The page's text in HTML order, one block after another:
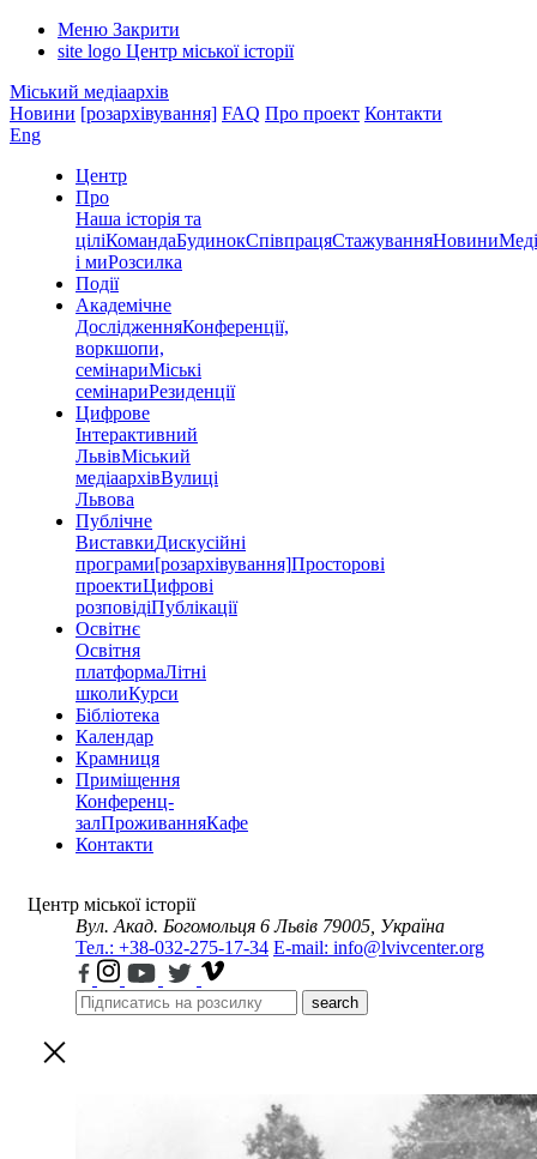
Меню Закрити
site logo Центр міської історії
Міський медіаархів
Новини [розархівування] FAQ Про проект Контакти
Eng
Центр
Про
Наша історія та
ціліКомандаБудинокСпівпрацяСтажуванняНовини
і миРозсилка
Події
Академічне
ДослідженняКонференції,
воркшопи,
семінариМіські
семінариРезиденції
Цифрове
Інтерактивний
ЛьвівМіський
медіаархівВулиці
Львова
Публічне
ВиставкиДискусійні
програми[розархівування]Просторові
проектиЦифрові
розповідіПублікації
Освітнє
Освітня
платформаЛітні
школиКурси
Бібліотека
Календар
Крамниця
Приміщення
Конференц-
залПроживанняКафе
Контакти
Центр міської історії
Вул. Акад. Богомольця 6 Львів 79005, Україна
Тел.: +38-032-275-17-34 E-mail: info@lvivcenter.org
search